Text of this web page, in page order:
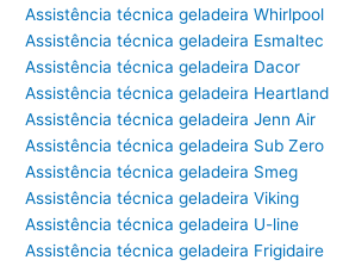
Assistência técnica geladeira Whirlpool
Assistência técnica geladeira Esmaltec
Assistência técnica geladeira Dacor
Assistência técnica geladeira Heartland
Assistência técnica geladeira Jenn Air
Assistência técnica geladeira Sub Zero
Assistência técnica geladeira Smeg
Assistência técnica geladeira Viking
Assistência técnica geladeira U-line
Assistência técnica geladeira Frigidaire